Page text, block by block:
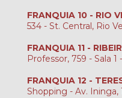
FRANQUIA 10 - RIO
534 - St. Central, Rio
FRANQUIA 11 -
Professor, 759 - Sala
FRANQUIA 12 -
Shopping - Av. Ininga,